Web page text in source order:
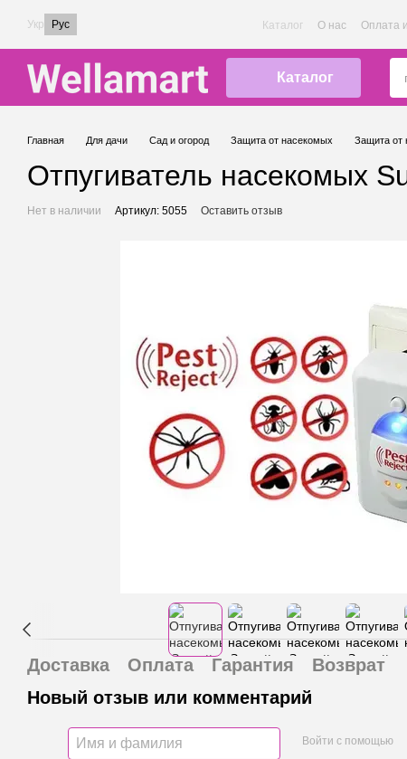
Перейти к основному контенту
Укр Рус Каталог О нас Оплата
Каталог
Главная Для дачи Сад и огород Защита от насекомых Защита от
Отпугиватель насекомых
Нет в наличии Артикул: 5055 Оставить отзыв
Доставка Оплата Гарантия
Возврат
Новый отзыв или комментарий
Войти с помощью